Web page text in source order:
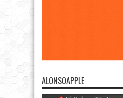
ALONSOAPPLE